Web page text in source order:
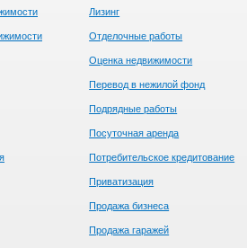
Лизинг
Отделочные работы
Оценка недвижимости
Перевод в нежилой фонд
Подрядные работы
Посуточная аренда
Потребительское кредитование
Приватизация
Продажа бизнеса
Продажа гаражей